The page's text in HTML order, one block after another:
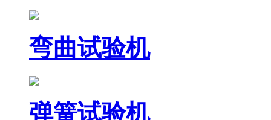
弯曲试验机
弹簧试验机